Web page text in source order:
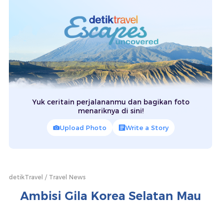
Yuk ceritain perjalananmu dan bagikan foto
menariknya di sini!
Upload Photo Write a Story
detikTravel Travel News
Ambisi Gila Korea Selatan Mau